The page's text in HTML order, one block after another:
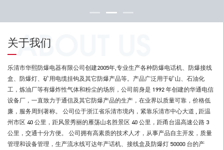
关于我们
乐清市华熙防爆电器有限公司创建2005年,专业生产各种防爆电话机、防爆接线
盒、防爆灯、矿用电缆挂钩及其它防爆产品等。产品广泛用于矿山、石油化
工，炼油厂等有爆炸性气体和粉尘的场所，公司前身是 1992 年创建的华通电信
设备厂，一直致力于通信及其它防爆产品的生产，在业界以质量可靠，价格低
廉，服务周到著称。 公司位于浙江省乐清市境内，紧靠乐清市中心大道 , 距温
州市区 40 公里，距风景秀丽的雁荡山名胜景区 40 公里，距甬台温高速公路 3
公里，交通十分方便。 公司拥有高素质的技术人才，从事产品自主开发，质量
管理和设备管理，生产流水线可达年产话机、接线盒及防爆灯 50000 台的产